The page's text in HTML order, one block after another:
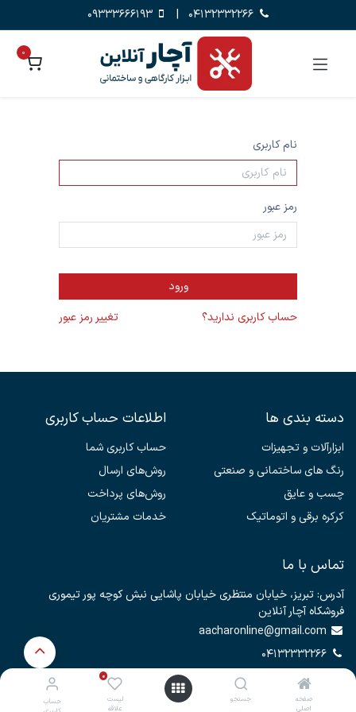
صفحه
اصلی
جستجو
0
لیست
علاقه
حساب
04132332266
|
09333666193
0
نام کاربری
رمز عبور
ورود
حساب کاربری ندارید؟
تغییر رمز عبور
دسته بندی ها
ابزارآلات و تجهیزات
رنگ های ساختمانی و صنعتی
چسب و عایق
کرکره برقی و اتوماتیک
اطلاعات حساب کاربری
حساب کاربری شما
روش‌های ارسال
روش‌های پرداخت
خدمات مشتریان
تماس با ما
آدرس: تبریز، خیابان منتظری خیابان پاشایی نبش کوچه پور تیموری
فروشکاه آچار آنلاین
aacharonline@gmail.com
04132332266
09333666193